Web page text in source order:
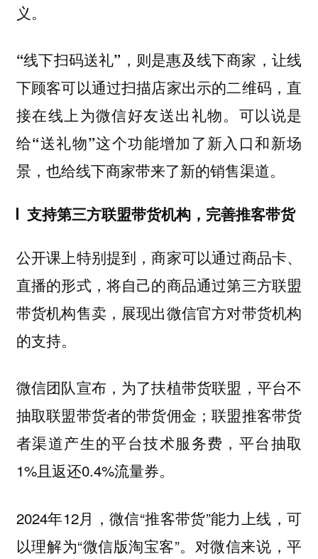
义。
“线下扫码送礼”，则是惠及线下商家，让线
下顾客可以通过扫描店家出示的二维码，直
接在线上为微信好友送出礼物。可以说是
给“送礼物”这个功能增加了新入口和新场
景，也给线下商家带来了新的销售渠道。
支持第三方联盟带货机构，完善推客带货
公开课上特别提到，商家可以通过商品卡、
直播的形式，将自己的商品通过第三方联盟
带货机构售卖，展现出微信官方对带货机构
的支持。
微信团队宣布，为了扶植带货联盟，平台不
抽取联盟带货者的带货佣金；联盟推客带货
者渠道产生的平台技术服务费，平台抽取
1%且返还0.4%流量券。
2024年12月，微信“推客带货”能力上线，可
以理解为“微信版淘宝客”。对微信来说，平